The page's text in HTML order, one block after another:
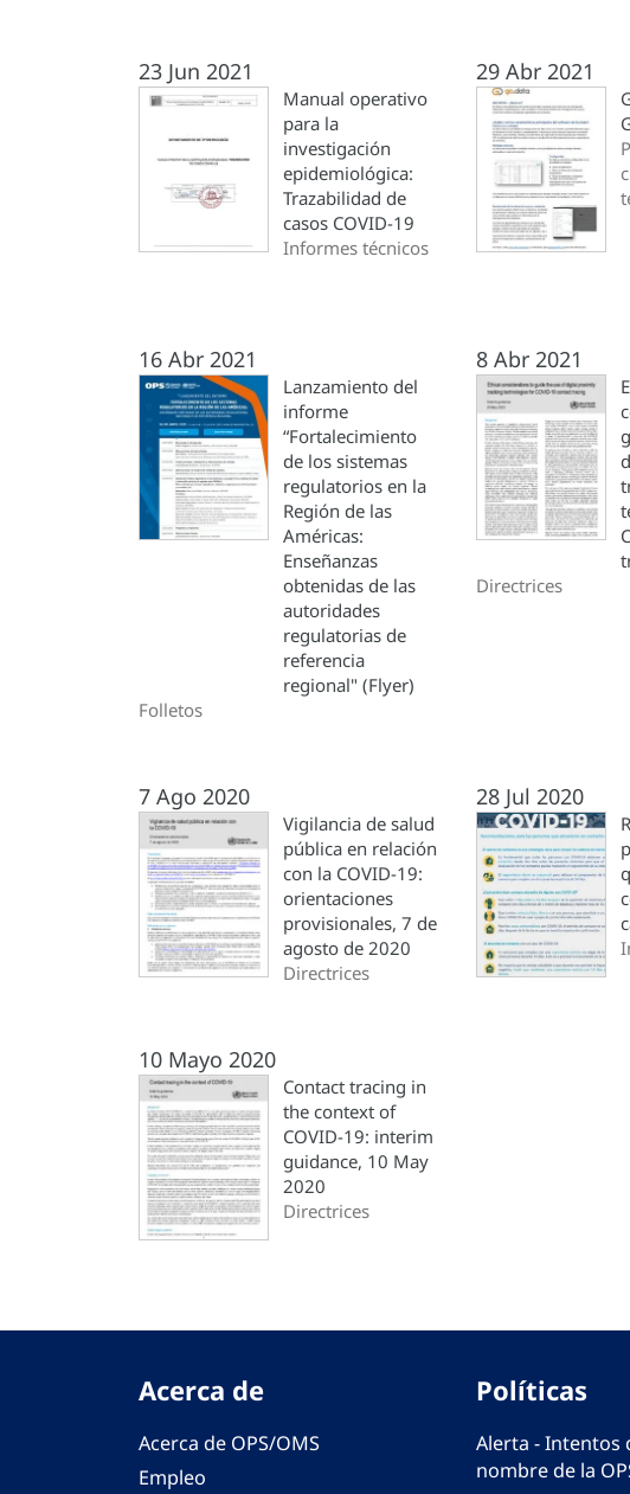
23 Jun 2021
Manual operativo
para la
investigación
epidemiológica:
Trazabilidad de
casos COVID-19
Informes técnicos
29 Abr 2021
16 Abr 2021
Lanzamiento del
informe
“Fortalecimiento
de los sistemas
regulatorios en la
Región de las
Américas:
Enseñanzas
obtenidas de las
autoridades
regulatorias de
referencia
regional" (Flyer)
Folletos
8 Abr 2021
Directrices
7 Ago 2020
Vigilancia de salud
pública en relación
con la COVID-19:
orientaciones
provisionales, 7 de
agosto de 2020
Directrices
28 Jul 2020
10 Mayo 2020
Contact tracing in
the context of
COVID-19: interim
guidance, 10 May
2020
Directrices
Acerca de
Acerca de OPS/OMS
Empleo
Políticas
Alerta - Intentos
nombre de la